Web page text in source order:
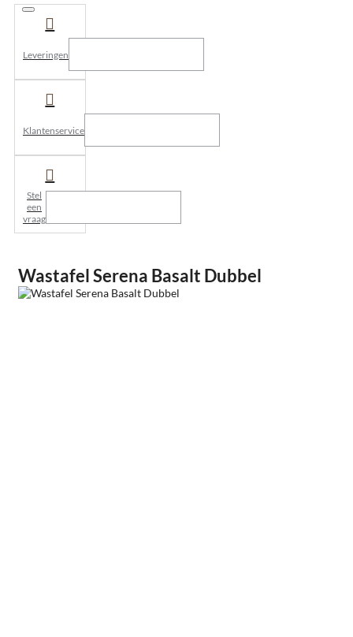
Leveringen
Klantenservice
Stel
een
vraag
Wastafel Serena Basalt Dubbel